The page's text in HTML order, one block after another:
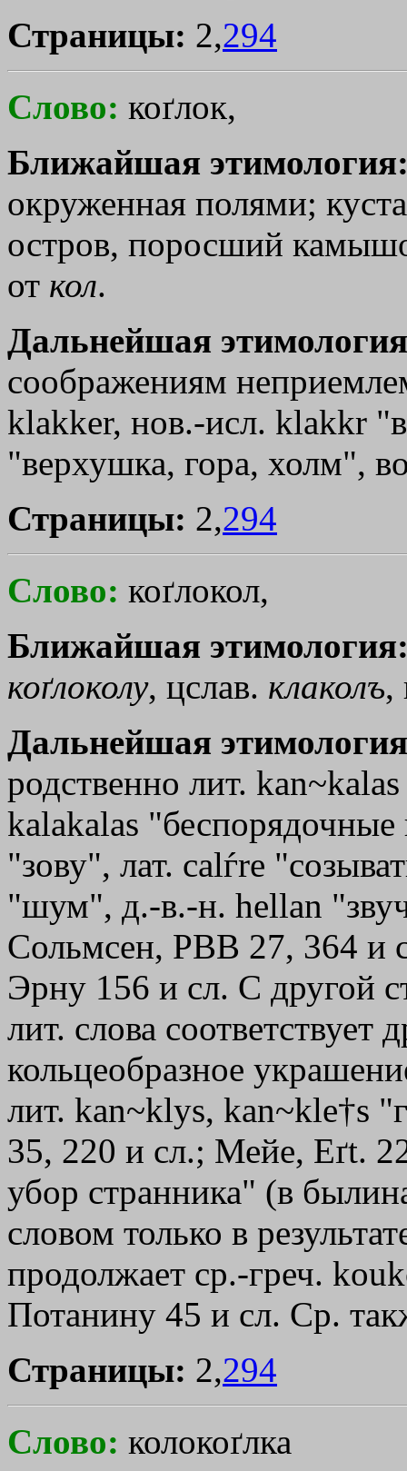
Страницы: 2,294
Слово: коґлок,
Ближайшая
окруженная полями;
остров, поросший
от кол.
Дальнейшая
соображениям
klakker, нов.-исл. klakkr
"верхушка, гора, холм",
Страницы: 2,294
Слово: коґлокол,
Ближайшая
коґлоколу, цслав. клаколъ,
Дальнейшая
родственно лит.
kаlаkаlаs
"зову", лат. саlѓrе
"шум", д.-в.-н. hellan
Сольмсен, РВВ 27, 364 и
Эрну 156 и сл. С другой
лит. слова
кольцеобразное
лит. kan~klys, kan~kle†s
35, 220 и сл.; Мейе, Eґt.
убор странника" (в
словом только в
продолжает ср.-греч.
Потанину 45 и сл. Ср.
Страницы: 2,294
Слово: колокоґлка